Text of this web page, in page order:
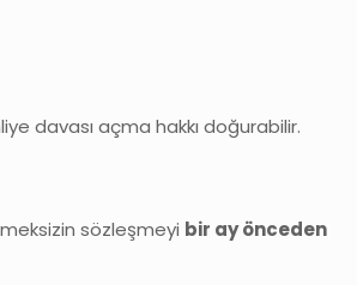
davası açma hakkı doğurabilir.
sözleşmeyi bir ay önceden